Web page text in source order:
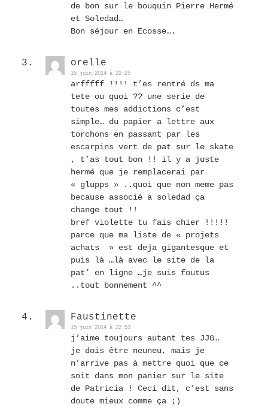
de bon sur le bouquin Pierre Hermé
et Soledad…
Bon séjour en Ecosse….
orelle
15 juin 2014 à 22:25
arfffff !!!! t’es rentré ds ma
tete ou quoi ?? une serie de
toutes mes addictions c’est
simple… du papier a lettre aux
torchons en passant par les
escarpins vert de pat sur le skate
, t’as tout bon !! il y a juste
hermé que je remplacerai par
« glupps » ..quoi que non meme pas
because associé a soledad ça
change tout !!
bref violette tu fais chier !!!!!
parce que ma liste de « projets
achats » est deja gigantesque et
puis là …là avec le site de la
pat’ en ligne …je suis foutus
..tout bonnement ^^
Faustinette
15 juin 2014 à 22:53
j’aime toujours autant tes JJG…
je dois être neuneu, mais je
n’arrive pas à mettre quoi que ce
soit dans mon panier sur le site
de Patricia ! Ceci dit, c’est sans
doute mieux comme ça ;)